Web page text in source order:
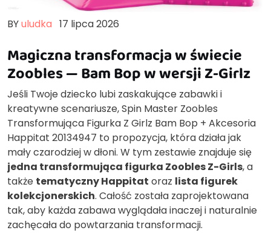
BYuludka 17 lipca 2026
Magiczna transformacja w świecie
Zoobles — Bam Bop w wersji Z-Girlz
Jeśli Twoje dziecko lubi zaskakujące zabawki i
kreatywne scenariusze, Spin Master Zoobles
Transformująca Figurka Z Girlz Bam Bop + Akcesoria
Happitat 20134947 to propozycja, która działa jak
mały czarodziej w dłoni. W tym zestawie znajduje się
jedna transformująca figurka Zoobles Z-Girls, a
także tematyczny Happitat oraz lista figurek
kolekcjonerskich. Całość została zaprojektowana
tak, aby każda zabawa wyglądała inaczej i naturalnie
zachęcała do powtarzania transformacji.